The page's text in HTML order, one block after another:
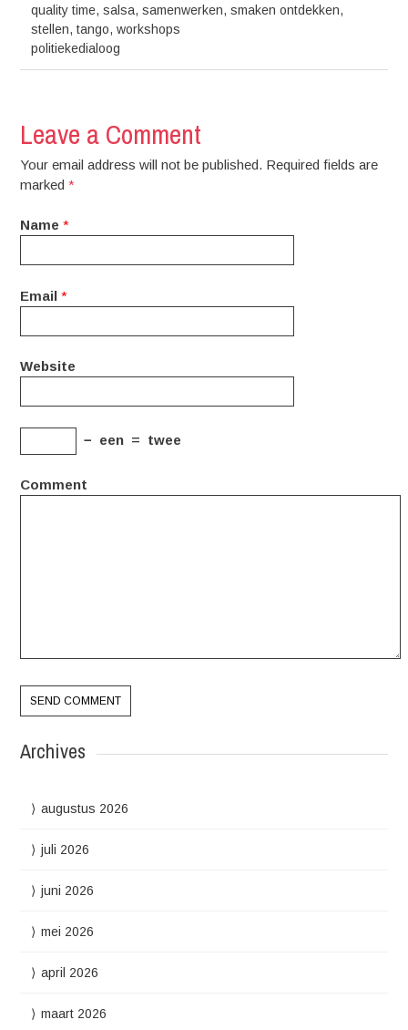
quality time,salsa,samenwerken,smaken ontdekken,
stellen,tango,workshops
politiekedialoog
Leave a Comment
Your email address will not be published. Required fields are
marked*
Name *
Email *
Website
− een = twee
Comment
Archives
augustus 2026
juli 2026
juni 2026
mei 2026
april 2026
maart 2026